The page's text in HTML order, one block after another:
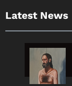
Latest News